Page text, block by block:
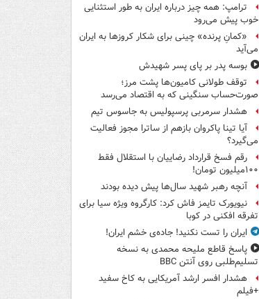
ترامپ: همه چیز درباره ایران به طور استثنایی
خوب پیش می‌رود
«کمانِ پرنده» چینی برای شکار کروزها به ایران
می‌آید
بوسه‌ پدر بر پای پسر شهیدش
توقف طولانی کامیون‌ها پشت مرز؛
صورت‌حساب سنگینی که به اقتصاد می‌رسد
هشدار سرمربی پرسپولیس به جاسوس تیم
آیا تینا پاکروان بازهم از ساترا مجوز فعالیت
می‌گیرد؟
رقم فسخ قرارداد رضاییان با استقلال فقط
۱۰۰میلیون تومان!
آنچه رهبر شهید سال‌ها پیش دیده بودند
نیویورک تایمز فاش کرد: کارگروه ویژه سیا برای
تفرقه افکنی در کوبا
ایران را تست نکنید! جاده‌ی خشم ایران!
پاسخ قاطع ملیحه محمدی به نسخه
تسلیم‌طلبی روی آنتن BBC
هشدار افسر ارشد آمریکایی به کاخ سفید
+فیلم